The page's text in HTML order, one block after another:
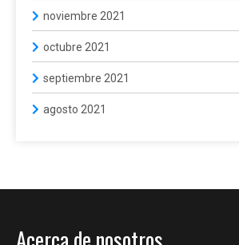
noviembre 2021
octubre 2021
septiembre 2021
agosto 2021